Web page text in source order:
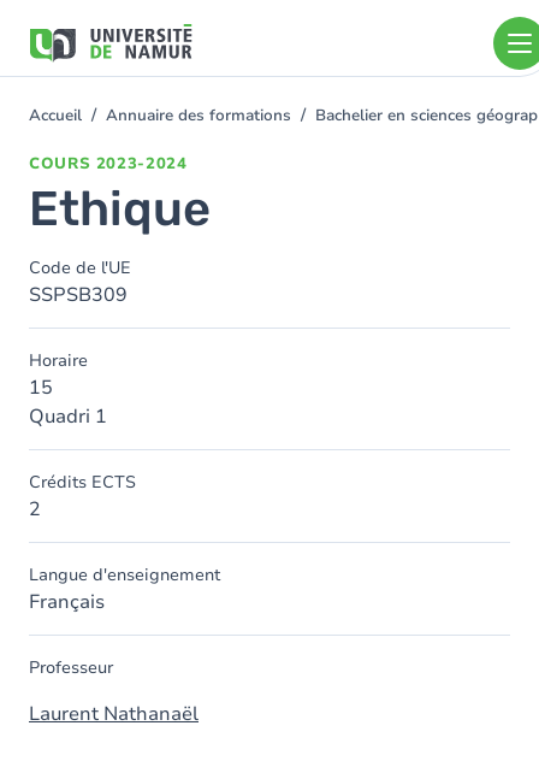
contenu
You
Accueil Annuaire des formations Bachelier en sciences
COURS 2023-2024
Ethique
Code de l'UE
SSPSB309
Horaire
15
Quadri 1
Crédits ECTS
2
Langue d'enseignement
Français
Professeur
Laurent Nathanaël